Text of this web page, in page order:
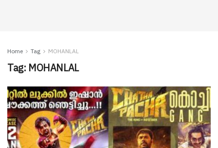
Home Tag MOHANLAL
Tag: MOHANLAL